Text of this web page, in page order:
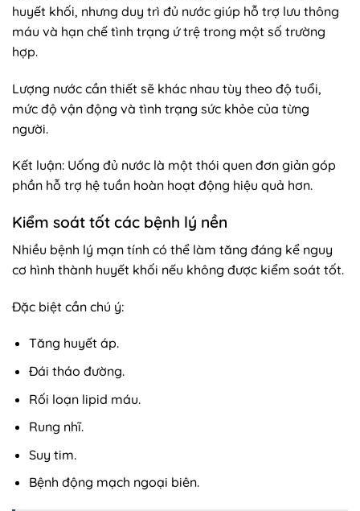
huyết khối, nhưng duy trì đủ nước giúp hỗ trợ lưu thông
máu và hạn chế tình trạng ứ trệ trong một số trường
hợp.
Lượng nước cần thiết sẽ khác nhau tùy theo độ tuổi,
mức độ vận động và tình trạng sức khỏe của từng
người.
Kết luận: Uống đủ nước là một thói quen đơn giản góp
phần hỗ trợ hệ tuần hoàn hoạt động hiệu quả hơn.
Kiểm soát tốt các bệnh lý nền
Nhiều bệnh lý mạn tính có thể làm tăng đáng kể nguy
cơ hình thành huyết khối nếu không được kiểm soát tốt.
Đặc biệt cần chú ý:
Tăng huyết áp.
Đái tháo đường.
Rối loạn lipid máu.
Rung nhĩ.
Suy tim.
Bệnh động mạch ngoại biên.